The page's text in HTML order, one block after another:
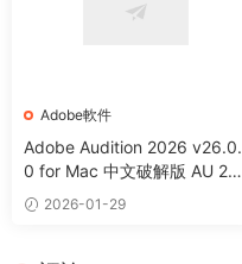
Adobe軟件
Adobe Audition 2026 v26.0.
0 for Mac 中文破解版 AU 202
6 音頻編輯處理軟件
2026-01-29